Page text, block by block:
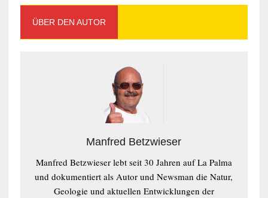
ÜBER DEN AUTOR
Manfred Betzwieser
Manfred Betzwieser lebt seit 30 Jahren auf La Palma
und dokumentiert als Autor und Newsman die Natur,
Geologie und aktuellen Entwicklungen der